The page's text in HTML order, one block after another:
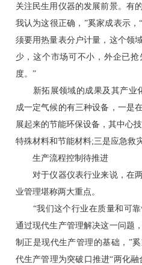
关注民生用仪器的发展前景。有
我认为这很正确，”奚家成表示
须要用热量表分户计量，这个领
少，这个市场可不小，外企已
度。”
新拓展领域的成果及其产业
成一定气候的有三种设备，一是
展起来的节能环保设备，其中心
特殊材料和节能材料;三是应急救
生产流程控制待推进
对于仪器仪表行业来说，在两
业管理堪称两大重点。
“我们这个行业在质量和可靠
通过现代生产管理解决这一问题
制正是现代生产管理的基础，”
代生产管理为突破口推进“两化